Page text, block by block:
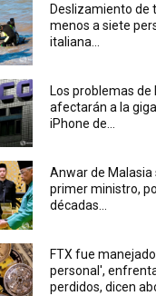
Deslizamiento de
menos a siete
italiana...
Los problemas de
afectarán a la
iPhone de...
Anwar de Malasia
primer ministro,
décadas...
FTX fue
personal',
perdidos, dicen